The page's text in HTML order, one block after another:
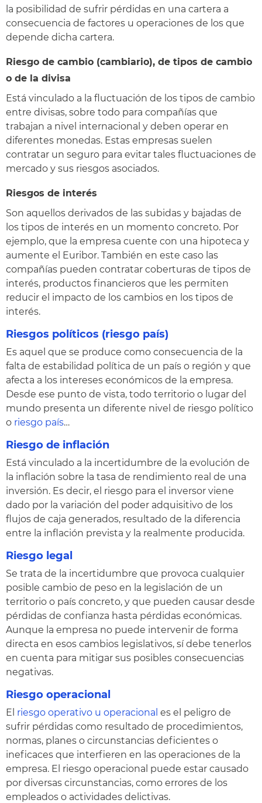
la posibilidad de sufrir pérdidas en una cartera a
consecuencia de factores u operaciones de los que
depende dicha cartera.
Riesgo de cambio (cambiario), de tipos de cambio
o de la divisa
Está vinculado a la fluctuación de los tipos de cambio
entre divisas, sobre todo para compañías que
trabajan a nivel internacional y deben operar en
diferentes monedas. Estas empresas suelen
contratar un seguro para evitar tales fluctuaciones de
mercado y sus riesgos asociados.
Riesgos de interés
Son aquellos derivados de las subidas y bajadas de
los tipos de interés en un momento concreto. Por
ejemplo, que la empresa cuente con una hipoteca y
aumente el Euribor. También en este caso las
compañías pueden contratar coberturas de tipos de
interés, productos financieros que les permiten
reducir el impacto de los cambios en los tipos de
interés.
Riesgos políticos (riesgo país)
Es aquel que se produce como consecuencia de la
falta de estabilidad política de un país o región y que
afecta a los intereses económicos de la empresa.
Desde ese punto de vista, todo territorio o lugar del
mundo presenta un diferente nivel de riesgo político
o riesgo país…
Riesgo de inflación
Está vinculado a la incertidumbre de la evolución de
la inflación sobre la tasa de rendimiento real de una
inversión. Es decir, el riesgo para el inversor viene
dado por la variación del poder adquisitivo de los
flujos de caja generados, resultado de la diferencia
entre la inflación prevista y la realmente producida.
Riesgo legal
Se trata de la incertidumbre que provoca cualquier
posible cambio de peso en la legislación de un
territorio o país concreto, y que pueden causar desde
pérdidas de confianza hasta pérdidas económicas.
Aunque la empresa no puede intervenir de forma
directa en esos cambios legislativos, sí debe tenerlos
en cuenta para mitigar sus posibles consecuencias
negativas.
Riesgo operacional
El riesgo operativo u operacional es el peligro de
sufrir pérdidas como resultado de procedimientos,
normas, planes o circunstancias deficientes o
ineficaces que interfieren en las operaciones de la
empresa. El riesgo operacional puede estar causado
por diversas circunstancias, como errores de los
empleados o actividades delictivas.